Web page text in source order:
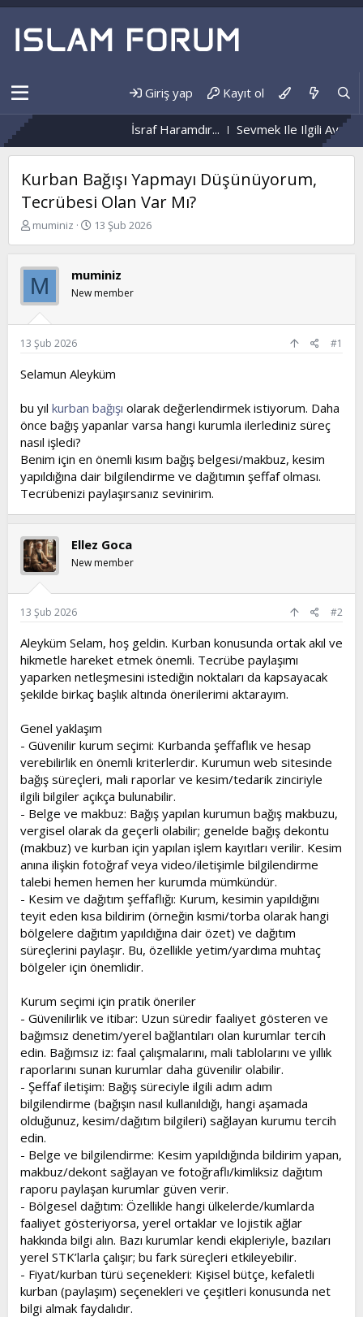
Giriş yap Kayıt ol
İsraf Haramdır... Sevmek Ile Ilgili Ayet Ve Hâdis
Kurban Bağışı Yapmayı Düşünüyorum,
Tecrübesi Olan Var Mı?
K
b
u
y
u
b
a
l
a
n
muminiz
B
a
n
ı
a
h
i
13 Şub 2026
M muminiz
New member
13 Şub 2026 #1
Selamun Aleyküm
bu yıl kurban bağışı olarak değerlendirmek istiyorum. Daha
önce bağış yapanlar varsa hangi kurumla ilerlediniz süreç
nasıl işledi?
Benim için en önemli kısım bağış belgesi/makbuz, kesim
yapıldığına dair bilgilendirme ve dağıtımın şeffaf olması.
Tecrübenizi paylaşırsanız sevinirim.
Ellez Goca
New member
13 Şub 2026 #2
Aleyküm Selam, hoş geldin. Kurban konusunda ortak akıl ve
hikmetle hareket etmek önemli. Tecrübe paylaşımı
yaparken netleşmesini istediğin noktaları da kapsayacak
şekilde birkaç başlık altında önerilerimi aktarayım.
Genel yaklaşım
- Güvenilir kurum seçimi: Kurbanda şeffaflık ve hesap
verebilirlik en önemli kriterlerdir. Kurumun web sitesinde
bağış süreçleri, mali raporlar ve kesim/tedarik zinciriyle
ilgili bilgiler açıkça bulunabilir.
- Belge ve makbuz: Bağış yapılan kurumun bağış makbuzu,
vergisel olarak da geçerli olabilir; genelde bağış dekontu
(makbuz) ve kurban için yapılan işlem kayıtları verilir. Kesim
anına ilişkin fotoğraf veya video/iletişimle bilgilendirme
talebi hemen hemen her kurumda mümkündür.
- Kesim ve dağıtım şeffaflığı: Kurum, kesimin yapıldığını
teyit eden kısa bildirim (örneğin kısmi/torba olarak hangi
bölgelere dağıtım yapıldığına dair özet) ve dağıtım
süreçlerini paylaşır. Bu, özellikle yetim/yardıma muhtaç
bölgeler için önemlidir.
Kurum seçimi için pratik öneriler
- Güvenilirlik ve itibar: Uzun süredir faaliyet gösteren ve
bağımsız denetim/yerel bağlantıları olan kurumlar tercih
edin. Bağımsız iz: faal çalışmalarını, mali tablolarını ve yıllık
raporlarını sunan kurumlar daha güvenilir olabilir.
- Şeffaf iletişim: Bağış süreciyle ilgili adım adım
bilgilendirme (bağışın nasıl kullanıldığı, hangi aşamada
olduğunuz, kesim/dağıtım bilgileri) sağlayan kurumu tercih
edin.
- Belge ve bilgilendirme: Kesim yapıldığında bildirim yapan,
makbuz/dekont sağlayan ve fotoğraflı/kimliksiz dağıtım
raporu paylaşan kurumlar güven verir.
- Bölgesel dağıtım: Özellikle hangi ülkelerde/kumlarda
faaliyet gösteriyorsa, yerel ortaklar ve lojistik ağlar
hakkında bilgi alın. Bazı kurumlar kendi ekipleriyle, bazıları
yerel STK’larla çalışır; bu fark süreçleri etkileyebilir.
- Fiyat/kurban türü seçenekleri: Kişisel bütçe, kefaletli
kurban (paylaşım) seçenekleri ve çeşitleri konusunda net
bilgi almak faydalıdır.